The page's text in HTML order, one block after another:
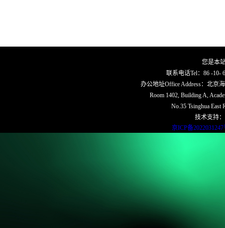
您是本
联系电话Tel：86 -10-
办公地址Office Address：北京
Room 1402, Building A,
No.35 Tsinghua East
技术支持：
京ICP备